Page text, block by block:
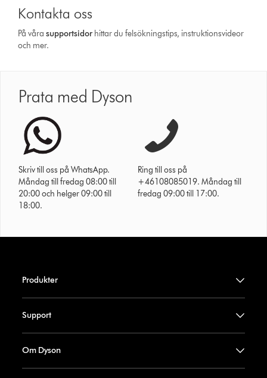
Kontakta oss
På vårasupport­sidor hittar du felsökningstips, instruktionsvideor
och mer.
Prata med Dyson
Skriv till oss på WhatsApp.
Måndag till fredag 08:00 till
20:00 och helger 09:00 till
18:00.
Ring till oss på
+46108085019. Måndag till
fredag 09:00 till 17:00.
Produkter
Support
Om Dyson